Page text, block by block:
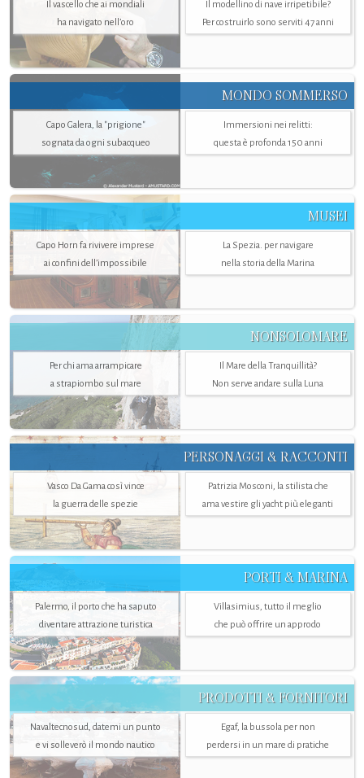
Il vascello che ai mondiali
ha navigato nell’oro
Il modellino di nave irripetibile?
Per costruirlo sono serviti 47 anni
MONDO SOMMERSO
Capo Galera, la "prigione"
sognata da ogni subacqueo
Immersioni nei relitti:
questa è profonda 150 anni
MUSEI
Capo Horn fa rivivere imprese
ai confini dell’impossibile
La Spezia. per navigare
nella storia della Marina
NONSOLOMARE
Per chi ama arrampicare
a strapiombo sul mare
Il Mare della Tranquillità?
Non serve andare sulla Luna
PERSONAGGI & RACCONTI
Vasco Da Gama così vince
la guerra delle spezie
Patrizia Mosconi, la stilista che
ama vestire gli yacht più eleganti
PORTI & MARINA
Palermo, il porto che ha saputo
diventare attrazione turistica
Villasimius, tutto il meglio
che può offrire un approdo
PRODOTTI & FORNITORI
Navaltecnosud, datemi un punto
e vi solleverò il mondo nautico
Egaf, la bussola per non
perdersi in un mare di pratiche